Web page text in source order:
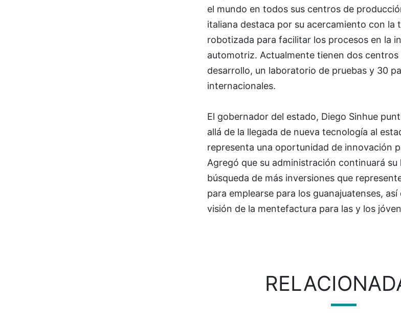
el mundo en todos sus centros de
italiana destaca por su acercamiento con la
robotizada para facilitar los procesos en la
automotriz. Actualmente tienen dos
desarrollo, un laboratorio de pruebas y 30
internacionales.
El gobernador del estado, Diego Sinhue
allá de la llegada de nueva tecnología al
representa una oportunidad de innovación
Agregó que su administración continuará su
búsqueda de más inversiones que
para emplearse para los guanajuatenses,
visión de la mentefactura para las y los